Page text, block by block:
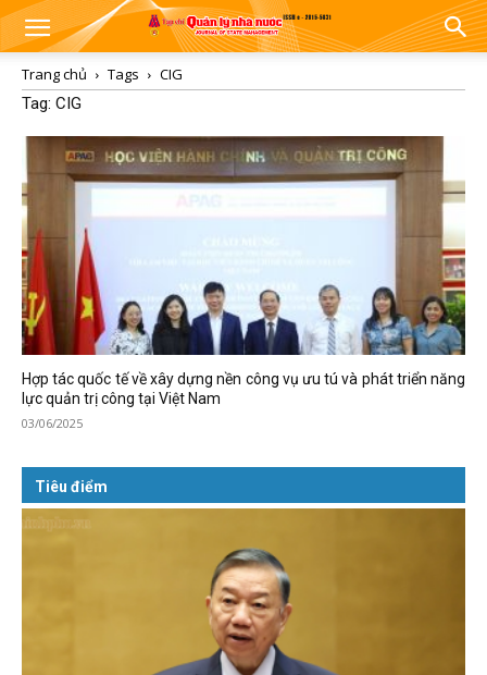
Trang chủ Tags
CIG
Tag: CIG
Hợp tác quốc tế về xây dựng nền công vụ ưu tú và phát triển năng
lực quản trị công tại Việt Nam
03/06/2025
Tiêu điểm